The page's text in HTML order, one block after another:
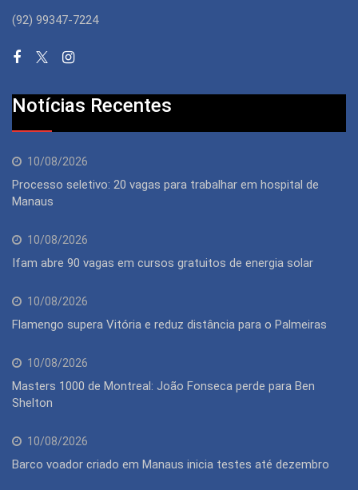
(92) 99347-7224
Notícias Recentes
10/08/2026
Processo seletivo: 20 vagas para trabalhar em hospital de
Manaus
10/08/2026
Ifam abre 90 vagas em cursos gratuitos de energia solar
10/08/2026
Flamengo supera Vitória e reduz distância para o Palmeiras
10/08/2026
Masters 1000 de Montreal: João Fonseca perde para Ben
Shelton
10/08/2026
Barco voador criado em Manaus inicia testes até dezembro